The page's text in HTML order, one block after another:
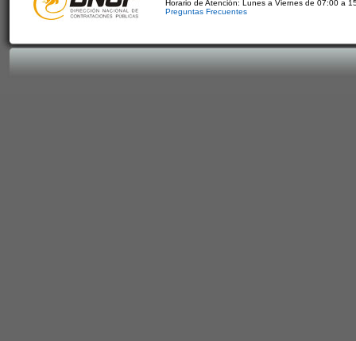
Horario de Atención: Lunes a Viernes de 07:00 a
Preguntas Frecuentes